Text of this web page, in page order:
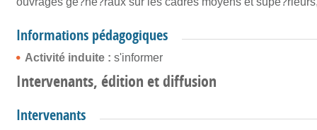
Informations pédagogiques
Activité induite : s'informer
Intervenants, édition et diffusion
Intervenants